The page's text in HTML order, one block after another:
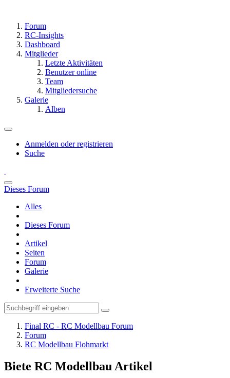
Forum
RC-Insights
Dashboard
Mitglieder
Letzte Aktivitäten
Benutzer online
Team
Mitgliedersuche
Galerie
Alben
Anmelden oder registrieren
Suche
Dieses Forum
Alles
Dieses Forum
Artikel
Seiten
Forum
Galerie
Erweiterte Suche
Final RC - RC Modellbau Forum
Forum
RC Modellbau Flohmarkt
Biete RC Modellbau Artikel